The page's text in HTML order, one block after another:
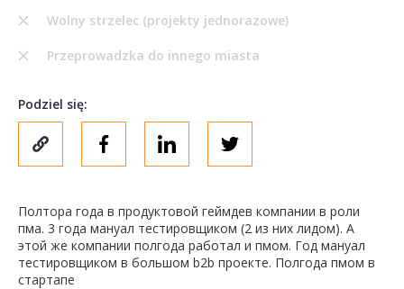
Wolny strzelec (projekty jednorazowe)
Przeprowadzka do innego miasta
Podziel się:
Полтора года в продуктовой геймдев компании в роли
пма. 3 года мануал тестировщиком (2 из них лидом). А
этой же компании полгода работал и пмом. Год мануал
тестировщиком в большом b2b проекте. Полгода пмом в
стартапе